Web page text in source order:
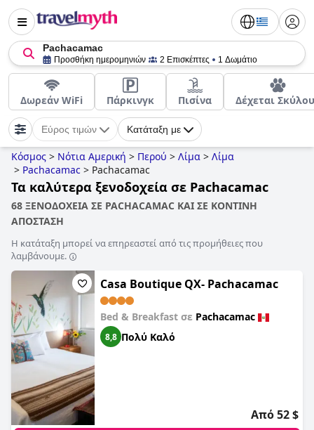
Pachacamac
Προσθήκη ημερομηνιών 2 Επισκέπτες 1 Δωμάτιο
Δωρεάν WiFi Πάρκινγκ Πισίνα Δέχεται
Εύρος τιμών Κατάταξη με
Κόσμος > Νότια Αμερική > Περού > Λίμα > Λίμα
> Pachacamac > Pachacamac
Τα καλύτερα ξενοδοχεία σε Pachacamac
68 ΞΕΝΟΔΟΧΕΙΑ ΣΕ PACHACAMAC ΚΑΙ ΣΕ ΚΟΝΤΙΝΗ
ΑΠΟΣΤΑΣΗ
Η κατάταξη μπορεί να επηρεαστεί από τις προμήθειες που
λαμβάνουμε.
Casa Boutique QX- Pachacamac
Bed & Breakfast σε Pachacamac
8,8 Πολύ Καλό
Από 52 $